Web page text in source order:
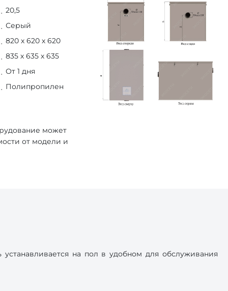
20,5
Серый
820 х 620 х 620
835 х 635 х 635
От 1 дня
Полипропилен
может
от модели и
на пол в удобном для обслуживания